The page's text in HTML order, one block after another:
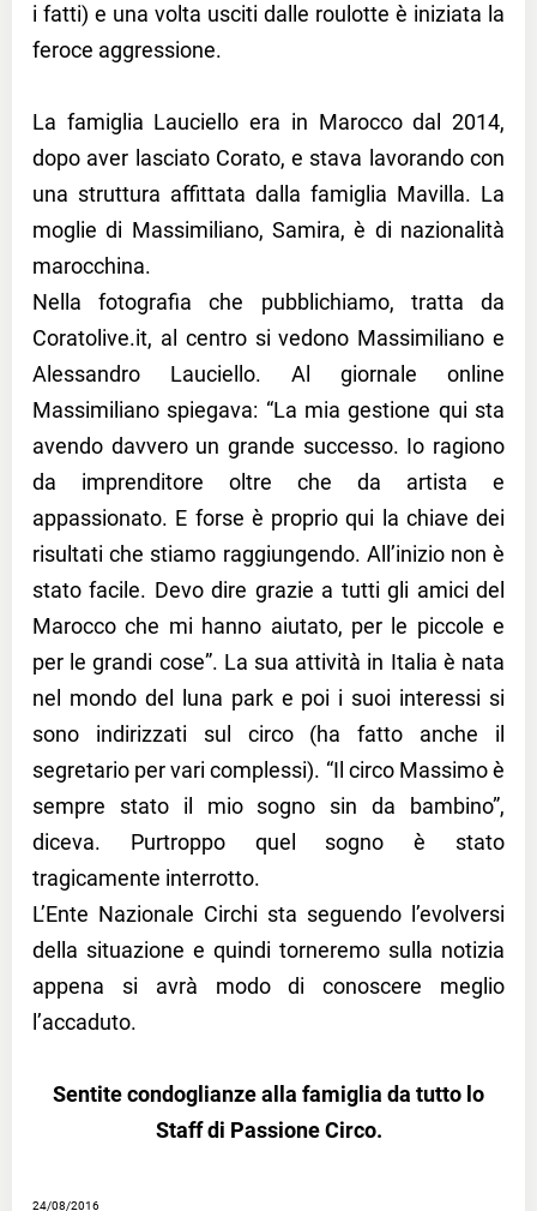
i fatti) e una volta usciti dalle roulotte è iniziata la
feroce aggressione.
La famiglia Lauciello era in Marocco dal 2014,
dopo aver lasciato Corato, e stava lavorando con
una struttura affittata dalla famiglia Mavilla. La
moglie di Massimiliano, Samira, è di nazionalità
marocchina.
Nella fotografia che pubblichiamo, tratta da
Coratolive.it, al centro si vedono Massimiliano e
Alessandro Lauciello. Al giornale online
Massimiliano spiegava: “La mia gestione qui sta
avendo davvero un grande successo. Io ragiono
da imprenditore oltre che da artista e
appassionato. E forse è proprio qui la chiave dei
risultati che stiamo raggiungendo. All’inizio non è
stato facile. Devo dire grazie a tutti gli amici del
Marocco che mi hanno aiutato, per le piccole e
per le grandi cose”. La sua attività in Italia è nata
nel mondo del luna park e poi i suoi interessi si
sono indirizzati sul circo (ha fatto anche il
segretario per vari complessi). “Il circo Massimo è
sempre stato il mio sogno sin da bambino”,
diceva. Purtroppo quel sogno è stato
tragicamente interrotto.
L’Ente Nazionale Circhi sta seguendo l’evolversi
della situazione e quindi torneremo sulla notizia
appena si avrà modo di conoscere meglio
l’accaduto.
Sentite condoglianze alla famiglia da tutto lo
Staff di Passione Circo.
24/08/2016